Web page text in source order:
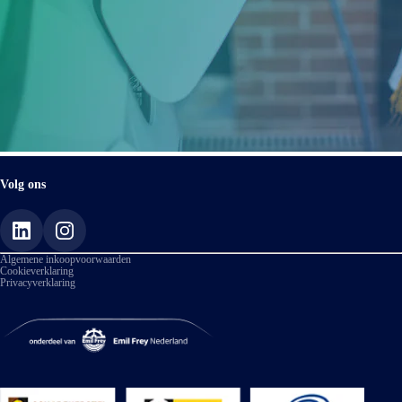
Volg ons
Algemene inkoopvoorwaarden
Cookieverklaring
Privacyverklaring